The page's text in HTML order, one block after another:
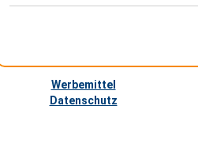
Werbemittel
Datenschutz